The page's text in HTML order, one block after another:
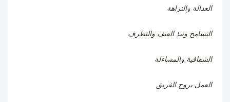
العدالة والنزاهة
التسامح ونبذ العنف والتطرف
الشفافية والمساءلة
العمل بروح الفريق